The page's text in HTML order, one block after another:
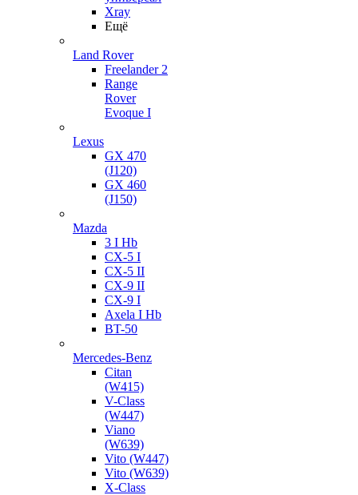
Xray
Ещё
Land Rover
Freelander 2
Range
Rover
Evoque I
Lexus
GX 470
(J120)
GX 460
(J150)
Mazda
3 I Hb
CX-5 I
CX-5 II
CX-9 II
CX-9 I
Axela I Hb
BT-50
Mercedes-Benz
Citan
(W415)
V-Class
(W447)
Viano
(W639)
Vito (W447)
Vito (W639)
X-Class